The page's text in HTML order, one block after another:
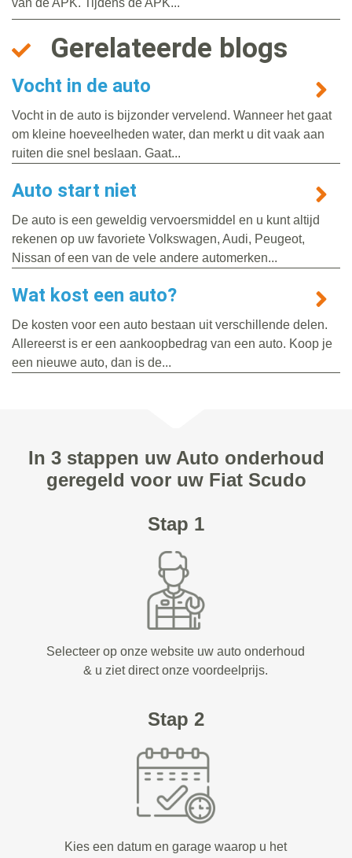
van de APK. Tijdens de APK...
Gerelateerde blogs
Vocht in de auto
Vocht in de auto is bijzonder vervelend. Wanneer het gaat
om kleine hoeveelheden water, dan merkt u dit vaak aan
ruiten die snel beslaan. Gaat...
Auto start niet
De auto is een geweldig vervoersmiddel en u kunt altijd
rekenen op uw favoriete Volkswagen, Audi, Peugeot,
Nissan of een van de vele andere automerken...
Wat kost een auto?
De kosten voor een auto bestaan uit verschillende delen.
Allereerst is er een aankoopbedrag van een auto. Koop je
een nieuwe auto, dan is de...
In 3 stappen uw Auto onderhoud
geregeld voor uw Fiat Scudo
Stap 1
Selecteer op onze website uw auto onderhoud
& u ziet direct onze voordeelprijs.
Stap 2
Kies een datum en garage waarop u het